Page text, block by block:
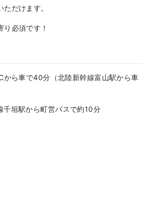
ただけます。
必須です！
ら車で40分（北陸新幹線富山駅から車
垣駅から町営バスで約10分